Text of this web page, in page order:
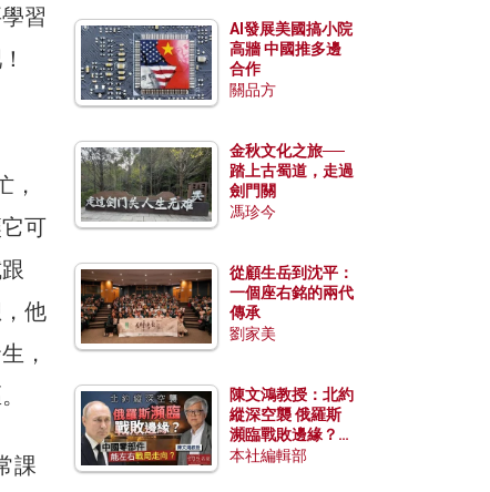
習
，
可
他
，
課
AI發展美國搞小院
高牆 中國推多邊
合作
關品方
金秋文化之旅──
踏上古蜀道，走過
劍門關
馮珍今
從顧生岳到沈平：
一個座右銘的兩代
傳承
劉家美
陳文鴻教授：北約
縱深空襲 俄羅斯
瀕臨戰敗邊緣？中
國零部件能左右戰
本社編輯部